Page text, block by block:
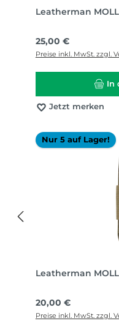
Regulärer Preis:
25,00 €
Preise inkl. MwSt. zzgl.
In
Jetzt merken
Nur 5 auf Lager!
Regulärer Preis:
20,00 €
Preise inkl. MwSt. zzgl.